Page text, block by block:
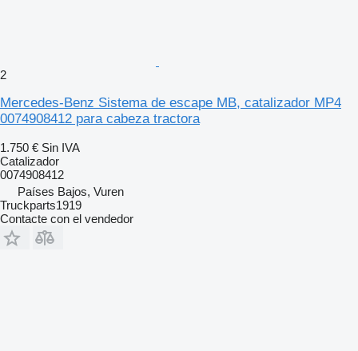
2
Mercedes-Benz Sistema de escape MB, catalizador MP4
0074908412 para cabeza tractora
1.750 € Sin IVA
Catalizador
0074908412
Países Bajos, Vuren
Truckparts1919
Contacte con el vendedor